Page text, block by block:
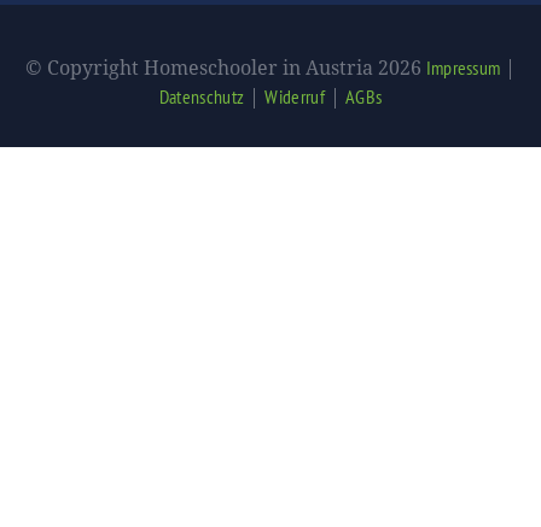
© Copyright Homeschooler in Austria 2026 Impressum |
Datenschutz |Widerruf| AGBs